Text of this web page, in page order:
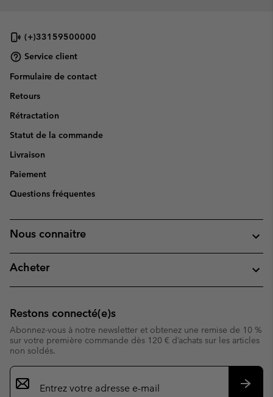
(+)33159500000
Service client
Formulaire de contact
Retours
Rétractation
Statut de la commande
Livraison
Paiement
Questions fréquentes
Nous connaitre
Acheter
Restons connecté(e)s
Abonnez-vous à notre newsletter et obtenez une remise de 10 %
sur votre première commande dès 120 € d’achats sur les articles
non soldés.
Inscription
par